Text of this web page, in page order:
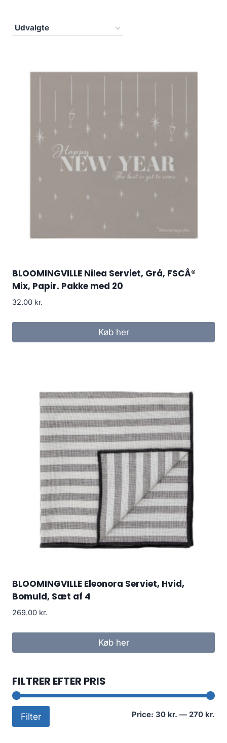
BLOOMINGVILLE Nilea Serviet, Grå, FSCÂ®
Mix, Papir. Pakke med 20
32.00 kr.
Køb her
BLOOMINGVILLE Eleonora Serviet, Hvid,
Bomuld, Sæt af 4
269.00 kr.
Køb her
FILTRER EFTER PRIS
Filter Price: 30 kr. — 270 kr.